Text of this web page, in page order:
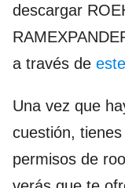
descargar
a través de
Una vez que
cuestión,
permisos de